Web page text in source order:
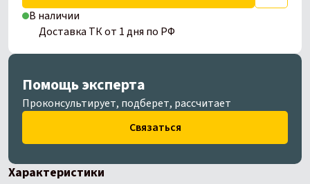
Характеристики
В наличии
Доставка ТК от 1 дня по РФ
Помощь эксперта
Проконсультирует, подберет, рассчитает
Связаться